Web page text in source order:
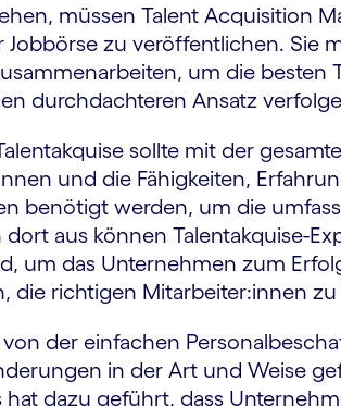
müssen Talent Acquisition
Jobbörse zu veröffentlichen. Sie
um die besten
durch­dachteren Ansatz
sollte mit der
und die Fähigkeiten,
benötigt werden, um die
dort aus können Talentakquise-
um das Unternehmen zum
die richtigen Mitarbeiter:innen
der einfachen
in der Art und Weise
hat dazu geführt, dass